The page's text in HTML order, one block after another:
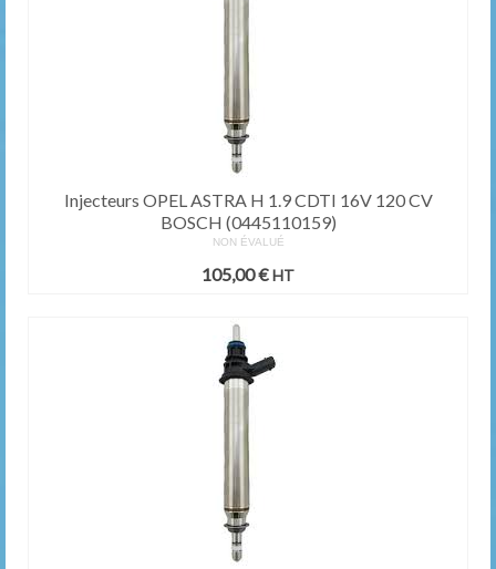
Injecteurs OPEL ASTRA H 1.9 CDTI 16V 120 CV
BOSCH (0445110159)
NON ÉVALUÉ
105,00€ HT